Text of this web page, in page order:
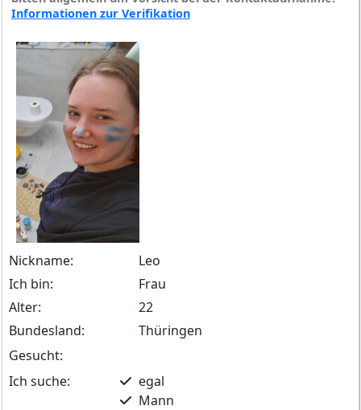
Informationen zur Verifikation
Nickname:
Leo
Ich bin:
Frau
Alter:
22
Bundesland:
Thüringen
Gesucht:
Ich suche:
egal
Mann